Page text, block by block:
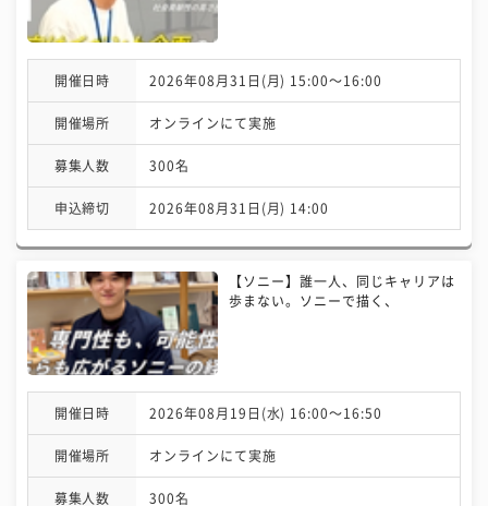
開催日時 2026年08月31日(月) 15:00〜16:00
開催場所 オンラインにて実施
募集人数 300名
申込締切 2026年08月31日(月) 14:00
【ソニー】誰一人、同じキャリアは
歩まない。ソニーで描く、
開催日時 2026年08月19日(水) 16:00〜16:50
開催場所 オンラインにて実施
募集人数 300名